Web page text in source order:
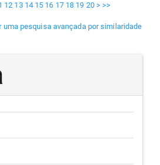
12 13 14 15 16 17 18 19 20 > >>
uma pesquisa avançada por similaridade